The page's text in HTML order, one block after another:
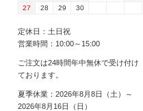
27
28 29 30
定休日：土日祝
営業時間：10:00～15:00
ご注文は24時間年中無休で受け付け
ております。
夏季休業：2026年8月8日（土）～
2026年8月16日（日）